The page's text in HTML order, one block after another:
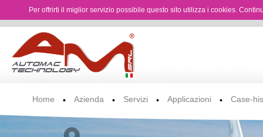
Per offrirti il miglior servizio possibile questo sito utilizza i cookies.
Home • Azienda • Servizi • Applicazioni • Case-